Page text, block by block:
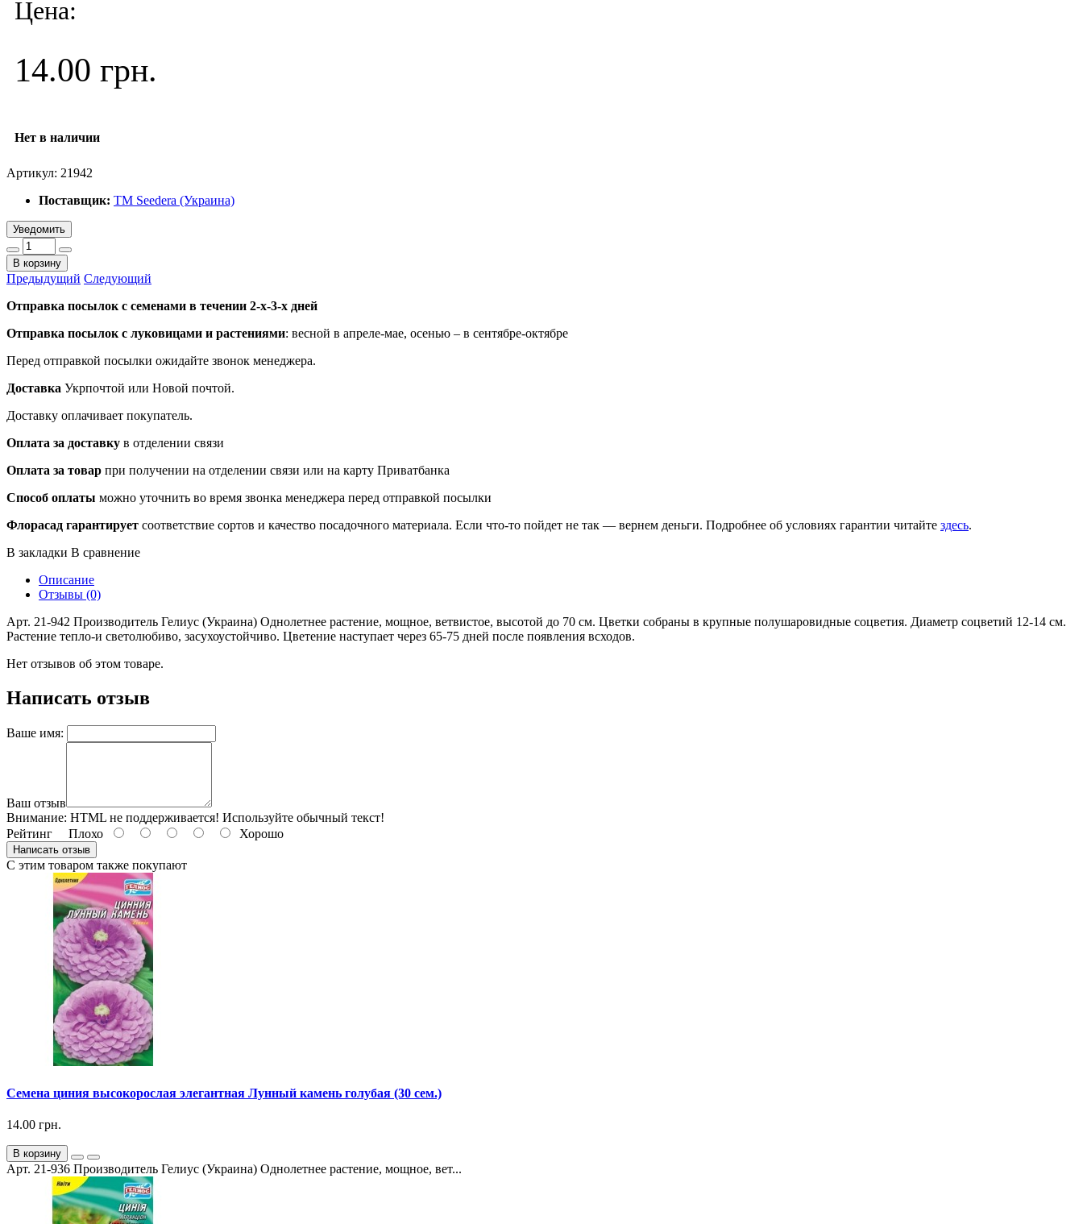
Цена:
14.00 грн.
Нет в наличии
Артикул: 21942
Поставщик: ТМ Seedera (Украина)
Уведомить
В корзину
Предыдущий Следующий
Отправка посылок с семенами в течении 2-х-3-х дней
Отправка посылок с луковицами и растениями: весной в апреле-мае, осенью – в сентябре-октябре
Перед отправкой посылки ожидайте звонок менеджера.
Доставка Укрпочтой или Новой почтой.
Доставку оплачивает покупатель.
Оплата за доставку в отделении связи
Оплата за товар при получении на отделении связи или на карту Приватбанка
Способ оплаты можно уточнить во время звонка менеджера перед отправкой посылки
Флорасад гарантирует соответствие сортов и качество посадочного материала. Если что-то пойдет не так — вернем деньги. Подробнее об условиях гарантии читайте здесь.
В закладки В сравнение
Описание
Отзывы (0)
Арт. 21-942 Производитель Гелиус (Украина) Однолетнее растение, мощное, ветвистое, высотой до 70 см. Цветки собраны в крупные полушаровидные соцветия. Диаметр соцветий 12-14 см.
Растение тепло-и светолюбиво, засухоустойчиво. Цветение наступает через 65-75 дней после появления всходов.
Нет отзывов об этом товаре.
Написать отзыв
Ваше имя:
Ваш отзыв
Внимание: HTML не поддерживается! Используйте обычный текст!
Рейтинг Плохо Хорошо
Написать отзыв
С этим товаром также покупают
Семена циния высокорослая элегантная Лунный камень голубая (30 сем.)
14.00 грн.
В корзину
Арт. 21-936 Производитель Гелиус (Украина) Однолетнее растение, мощное, вет...